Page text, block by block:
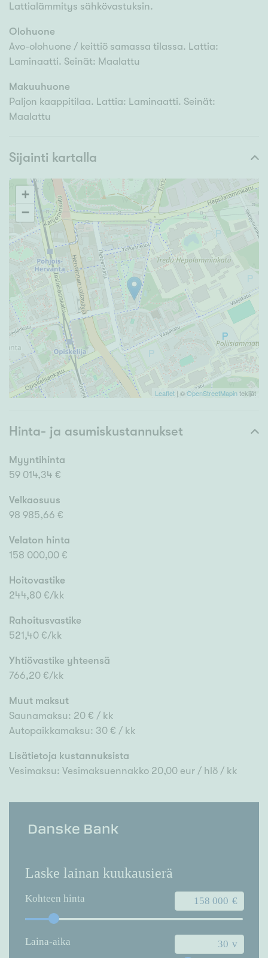
Lattialämmitys sähkövastuksin.
Olohuone
Avo-olohuone / keittiö samassa tilassa. Lattia:
Laminaatti. Seinät: Maalattu
Makuuhuone
Paljon kaappitilaa. Lattia: Laminaatti. Seinät:
Maalattu
Sijainti kartalla
+
−
Leaflet | ©OpenStreetMapin tekijät
Hinta- ja asumiskustannukset
Myyntihinta
59 014,34 €
Velkaosuus
98 985,66 €
Velaton hinta
158 000,00 €
Hoitovastike
244,80 €/kk
Rahoitusvastike
521,40 €/kk
Yhtiövastike yhteensä
766,20 €/kk
Muut maksut
Saunamaksu: 20 € / kk
Autopaikkamaksu: 30 € / kk
Lisätietoja kustannuksista
Vesimaksu: Vesimaksuennakko 20,00 eur / hlö / kk